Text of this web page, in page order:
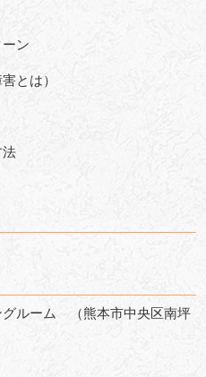
ン
とは）
法
グルーム （熊本市中央区南坪